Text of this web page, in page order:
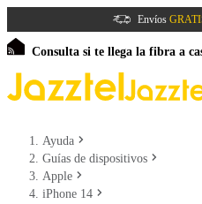
Envíos
Consulta si te llega la fibra a
Ayuda
Guías de dispositivos
Apple
iPhone 14